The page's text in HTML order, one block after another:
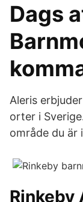
Dags
Aleris
orter i
område du är